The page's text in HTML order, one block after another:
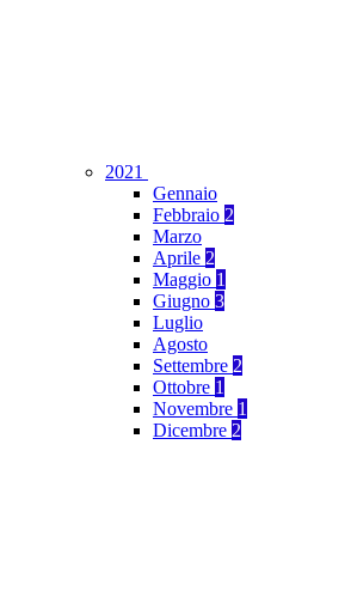
2021
Gennaio
Febbraio 2
Marzo
Aprile 2
Maggio 1
Giugno 3
Luglio
Agosto
Settembre 2
Ottobre 1
Novembre 1
Dicembre 2